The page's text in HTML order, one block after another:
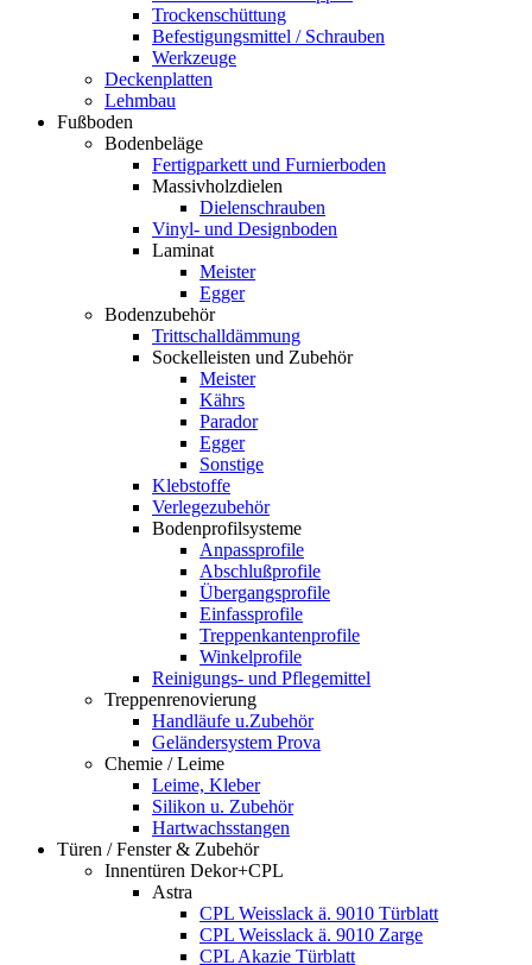
Trockenschüttung
Befestigungsmittel / Schrauben
Werkzeuge
Deckenplatten
Lehmbau
Fußboden
Bodenbeläge
Fertigparkett und Furnierboden
Massivholzdielen
Dielenschrauben
Vinyl- und Designboden
Laminat
Meister
Egger
Bodenzubehör
Trittschalldämmung
Sockelleisten und Zubehör
Meister
Kährs
Parador
Egger
Sonstige
Klebstoffe
Verlegezubehör
Bodenprofilsysteme
Anpassprofile
Abschlußprofile
Übergangsprofile
Einfassprofile
Treppenkantenprofile
Winkelprofile
Reinigungs- und Pflegemittel
Treppenrenovierung
Handläufe u.Zubehör
Geländersystem Prova
Chemie / Leime
Leime, Kleber
Silikon u. Zubehör
Hartwachsstangen
Türen / Fenster & Zubehör
Innentüren Dekor+CPL
Astra
CPL Weisslack ä. 9010 Türblatt
CPL Weisslack ä. 9010 Zarge
CPL Akazie Türblatt